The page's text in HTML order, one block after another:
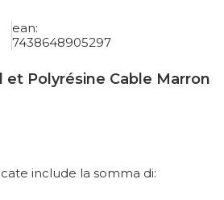
ean:
7438648905297
Polyrésine Cable Marron
include la somma di: